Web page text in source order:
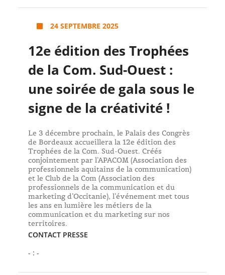
24 SEPTEMBRE 2025
12e édition des Trophées
de la Com. Sud-Ouest :
une soirée de gala sous le
signe de la créativité !
Le 3 décembre prochain, le Palais des Congrès
de Bordeaux accueillera la 12e édition des
Trophées de la Com. Sud-Ouest. Créés
conjointement par l’APACOM (Association des
professionnels aquitains de la communication)
et le Club de la Com (Association des
professionnels de la communication et du
marketing d’Occitanie), l’événement met tous
les ans en lumière les métiers de la
communication et du marketing sur nos
territoires.
CONTACT PRESSE
- : -